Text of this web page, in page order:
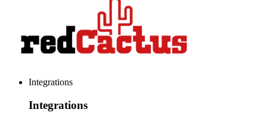
Integrations
Integrations